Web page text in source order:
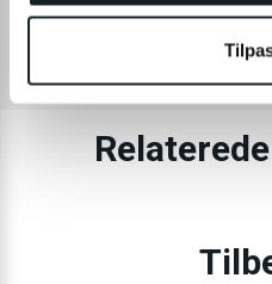
ANMELDELSER